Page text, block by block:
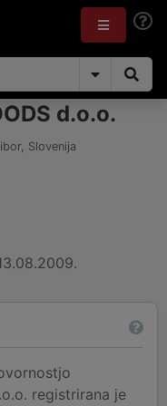
d.o.o.
, Slovenija
registrirana je